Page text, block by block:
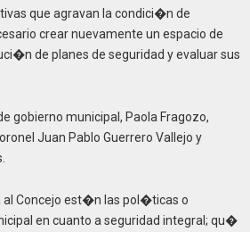
que agravan la condici�n de
crear nuevamente un espacio de
de planes de seguridad y evaluar sus
gobierno municipal, Paola Fragozo,
Juan Pablo Guerrero Vallejo y
al Concejo est�n las pol�ticas o
en cuanto a seguridad integral; qu�